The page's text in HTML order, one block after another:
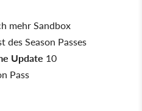
mehr Sandbox
des Season Passes
Update 10
Pass